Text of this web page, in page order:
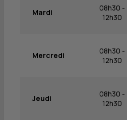
Mardi
08h30 -
12h30
Mercredi
08h30 -
12h30
Jeudi
08h30 -
12h30